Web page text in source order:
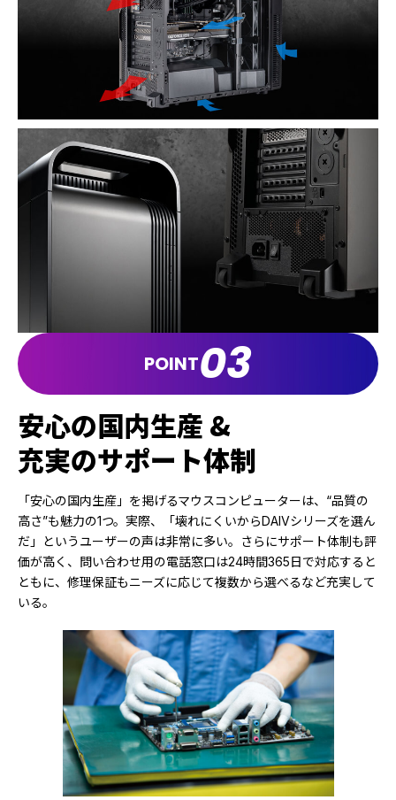
POINT03
安心の国内生産 &
充実のサポート体制
「安心の国内生産」を掲げるマウスコンピューターは、“品質の
高さ”も魅力の1つ。実際、「壊れにくいからDAIVシリーズを選ん
だ」というユーザーの声は非常に多い。さらにサポート体制も評
価が高く、問い合わせ用の電話窓口は24時間365日で対応すると
ともに、修理保証もニーズに応じて複数から選べるなど充実して
いる。